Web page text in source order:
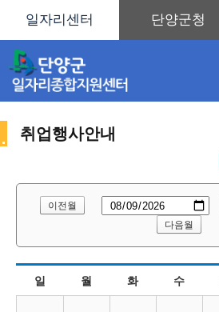
취업행사안내
이전월
다음월
일 월 화 수
취